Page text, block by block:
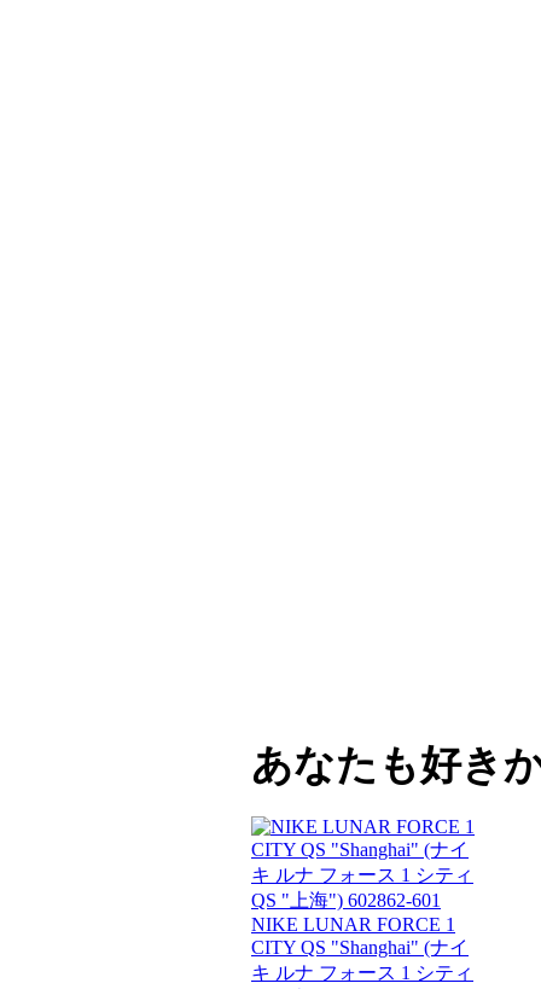
あなたも好き
NIKE LUNAR FORCE 1
CITY QS "Shanghai" (ナイ
キ ルナ フォース 1 シティ